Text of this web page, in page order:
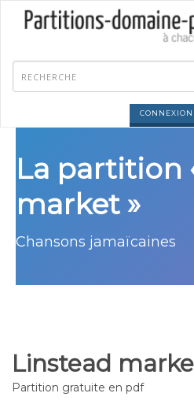
CONNEXION
La partition
market »
Chansons jamaïcaines
Linstead
Partition gratuite en pdf